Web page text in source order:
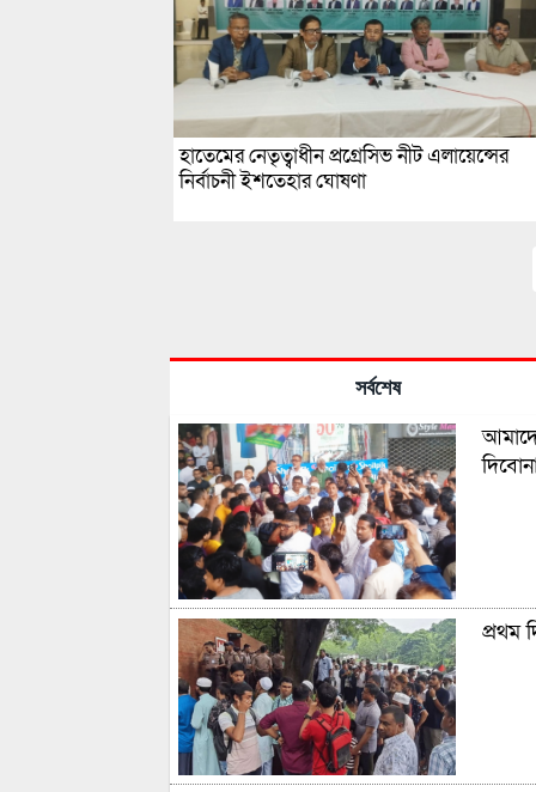
হাতেমের নেতৃত্বাধীন প্রগ্রেসিভ নীট এলায়েন্সের
নির্বাচনী ইশতেহার ঘোষণা
সর্বশেষ
প্রথম